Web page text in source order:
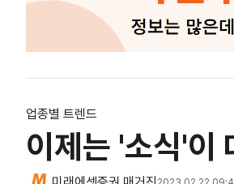
업종별 트렌드
이제는 '소식'이